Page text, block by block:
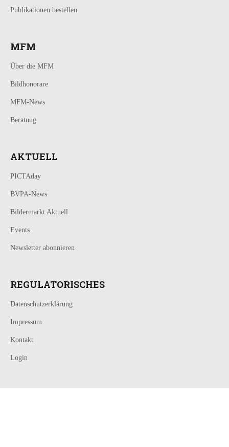
Publikationen bestellen
MFM
Über die MFM
Bildhonorare
MFM-News
Beratung
AKTUELL
PICTAday
BVPA-News
Bildermarkt Aktuell
Events
Newsletter abonnieren
REGULATORISCHES
Datenschutzerklärung
Impressum
Kontakt
Login